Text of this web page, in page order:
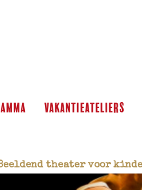
VAKANTIEATELIERS
theater voor